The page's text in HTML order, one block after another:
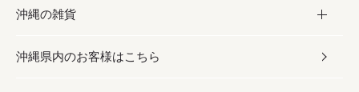
乾物／粉類
しょうゆ
みそ
伝統菓子
スナック
ビール・チューハイ
ワイン・ウィスキー・カクテル
スキンケア
ボディケア
かりゆしウェア
メンズ
沖縄の雑貨
雑貨
沖縄県内のお客様はこちら